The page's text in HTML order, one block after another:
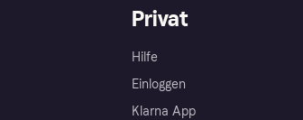
Privat
Hilfe
Einloggen
Klarna App